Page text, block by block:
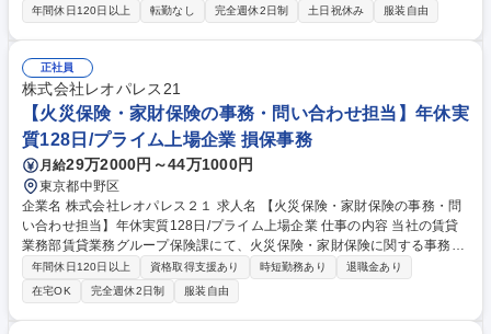
目指す当法人にて、災害発生時、最前線で「子どもの居場所」を立ち上
現地入りし、避難所でのヒアリングから子どもの数や課題を把握します。
並行して行政や地域団体と交渉し、支援体制を構築。子どもが安心して過
ごせる居場所を立ち上げ、学習支援や遊びを通じた心のケアを行います。
また、ボランティアの採用・管理や現場の状況を伝えるレポーティングも
担い、チームで連携して支援を最前線でリードします。 募集職種 【被災
地の子供の居場所を創る】災害発生時の不安な時期を少しでも少なく
年間休日120日以上 転勤なし 完全週休2日制 土日祝休み 服装自由
正社員
株式会社レオパレス21
【火災保険・家財保険の事務・問い合わせ担当】年休実
質128日/プライム上場企業 損保事務
月給29万2000円～44万1000円
東京都中野区
企業名 株式会社レオパレス２１ 求人名 【火災保険・家財保険の事務・問
い合わせ担当】年休実質128日/プライム上場企業 仕事の内容 当社の賃貸
業務部賃貸業務グループ保険課にて、火災保険・家財保険に関する事務業
務を担当していただきます。■変更の範囲：会社の定める業務 【詳細】■
弊社基幹システムおよび保険会社システムを使用した保険契約の申込・変
更・解約等の事務処理■保険契約の進捗管理に関する各種帳票・管理資料
の作成およびデータ入力・集計業務■保険募集人資格の登録・更新管理、
年間休日120日以上 資格取得支援あり 時短勤務あり
退職金あり
在宅OK
完全週休2日制 服装自由